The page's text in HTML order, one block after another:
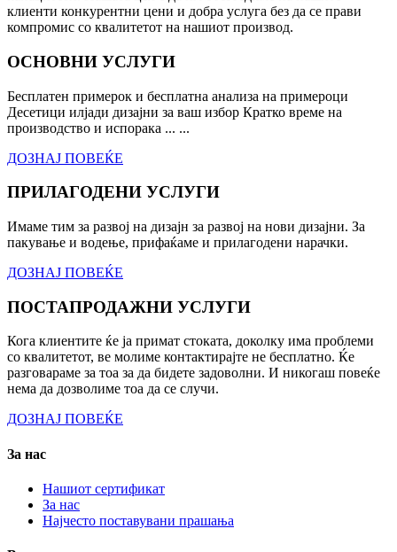
клиенти конкурентни цени и добра услуга без да се прави
компромис со квалитетот на нашиот производ.
ОСНОВНИ УСЛУГИ
Бесплатен примерок и бесплатна анализа на примероци
Десетици илјади дизајни за ваш избор Кратко време на
производство и испорака ... ...
ДОЗНАЈ ПОВЕЌЕ
ПРИЛАГОДЕНИ УСЛУГИ
Имаме тим за развој на дизајн за развој на нови дизајни. За
пакување и водење, прифаќаме и прилагодени нарачки.
ДОЗНАЈ ПОВЕЌЕ
ПОСТАПРОДАЖНИ УСЛУГИ
Кога клиентите ќе ја примат стоката, доколку има проблеми
со квалитетот, ве молиме контактирајте не бесплатно. Ќе
разговараме за тоа за да бидете задоволни. И никогаш повеќе
нема да дозволиме тоа да се случи.
ДОЗНАЈ ПОВЕЌЕ
За нас
Нашиот сертификат
За нас
Најчесто поставувани прашања